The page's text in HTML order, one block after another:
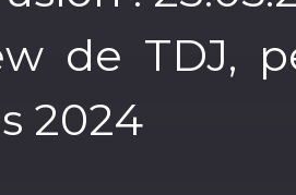
de TDJ,
2024